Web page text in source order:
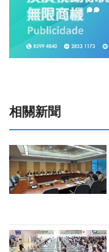
相關新聞